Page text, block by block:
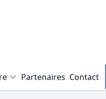
Partenaires Contact